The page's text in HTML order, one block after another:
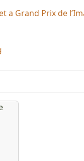
a Grand Prix de